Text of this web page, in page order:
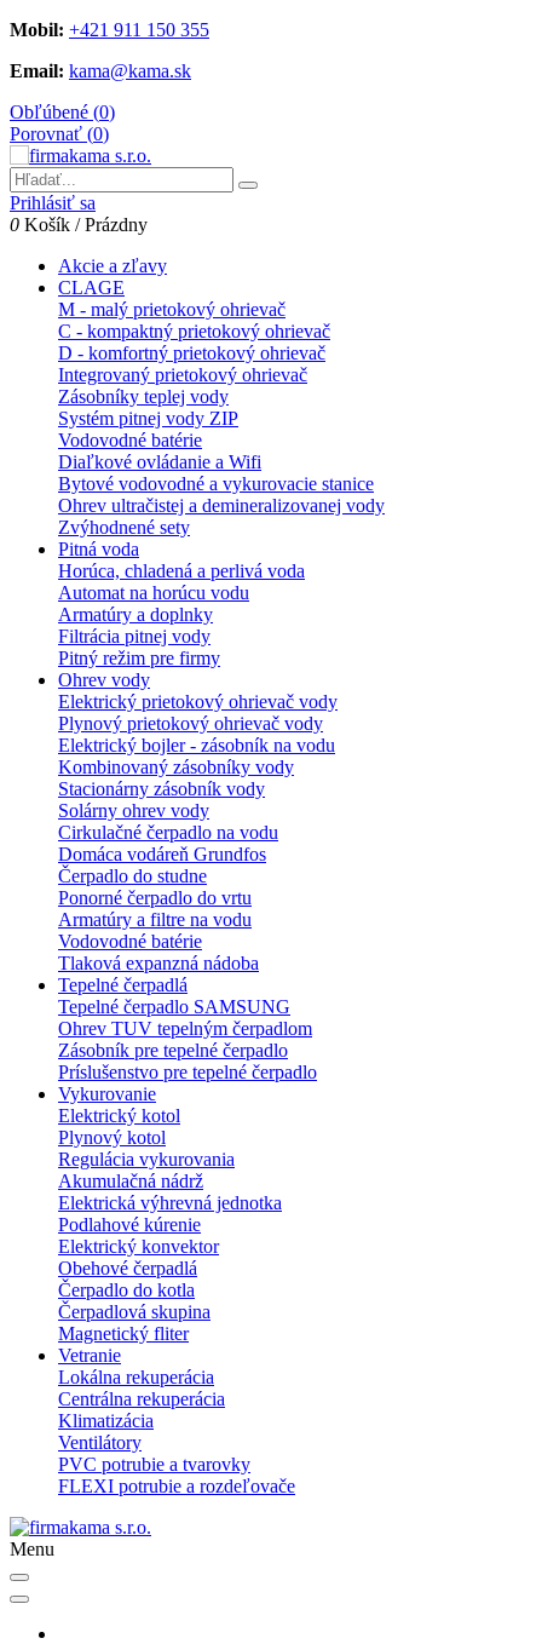
Mobil: +421 911 150 355
Email: kama@kama.sk
Obľúbené (0)
Porovnať (0)
Prihlásiť sa
0 Košík /Prázdny
Akcie a zľavy
CLAGE
M - malý prietokový ohrievač
C - kompaktný prietokový ohrievač
D - komfortný prietokový ohrievač
Integrovaný prietokový ohrievač
Zásobníky teplej vody
Systém pitnej vody ZIP
Vodovodné batérie
Diaľkové ovládanie a Wifi
Bytové vodovodné a vykurovacie stanice
Ohrev ultračistej a demineralizovanej vody
Zvýhodnené sety
Pitná voda
Horúca, chladená a perlivá voda
Automat na horúcu vodu
Armatúry a doplnky
Filtrácia pitnej vody
Pitný režim pre firmy
Ohrev vody
Elektrický prietokový ohrievač vody
Plynový prietokový ohrievač vody
Elektrický bojler - zásobník na vodu
Kombinovaný zásobníky vody
Stacionárny zásobník vody
Solárny ohrev vody
Cirkulačné čerpadlo na vodu
Domáca vodáreň Grundfos
Čerpadlo do studne
Ponorné čerpadlo do vrtu
Armatúry a filtre na vodu
Vodovodné batérie
Tlaková expanzná nádoba
Tepelné čerpadlá
Tepelné čerpadlo SAMSUNG
Ohrev TUV tepelným čerpadlom
Zásobník pre tepelné čerpadlo
Príslušenstvo pre tepelné čerpadlo
Vykurovanie
Elektrický kotol
Plynový kotol
Regulácia vykurovania
Akumulačná nádrž
Elektrická výhrevná jednotka
Podlahové kúrenie
Elektrický konvektor
Obehové čerpadlá
Čerpadlo do kotla
Čerpadlová skupina
Magnetický fliter
Vetranie
Lokálna rekuperácia
Centrálna rekuperácia
Klimatizácia
Ventilátory
PVC potrubie a tvarovky
FLEXI potrubie a rozdeľovače
Menu